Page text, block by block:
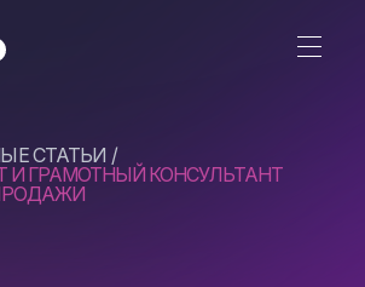
СТАТЬИ
И ГРАМОТНЫЙ КОНСУЛЬТАНТ